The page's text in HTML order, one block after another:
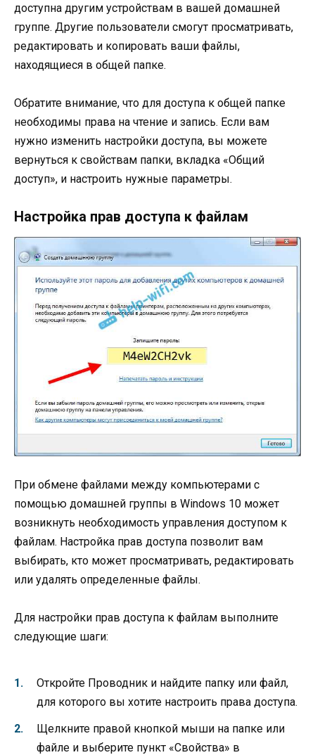
доступна другим устройствам в вашей домашней
группе. Другие пользователи смогут просматривать,
редактировать и копировать ваши файлы,
находящиеся в общей папке.
Обратите внимание, что для доступа к общей папке
необходимы права на чтение и запись. Если вам
нужно изменить настройки доступа, вы можете
вернуться к свойствам папки, вкладка «Общий
доступ», и настроить нужные параметры.
Настройка прав доступа к файлам
При обмене файлами между компьютерами с
помощью домашней группы в Windows 10 может
возникнуть необходимость управления доступом к
файлам. Настройка прав доступа позволит вам
выбирать, кто может просматривать, редактировать
или удалять определенные файлы.
Для настройки прав доступа к файлам выполните
следующие шаги:
Откройте Проводник и найдите папку или файл,
для которого вы хотите настроить права доступа.
Щелкните правой кнопкой мыши на папке или
файле и выберите пункт «Свойства» в